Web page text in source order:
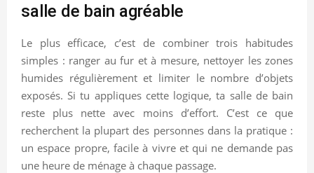
salle de bain agréable
Le plus efficace, c’est de combiner trois habitudes
simples : ranger au fur et à mesure, nettoyer les zones
humides régulièrement et limiter le nombre d’objets
exposés. Si tu appliques cette logique, ta salle de bain
reste plus nette avec moins d’effort. C’est ce que
recherchent la plupart des personnes dans la pratique :
un espace propre, facile à vivre et qui ne demande pas
une heure de ménage à chaque passage.